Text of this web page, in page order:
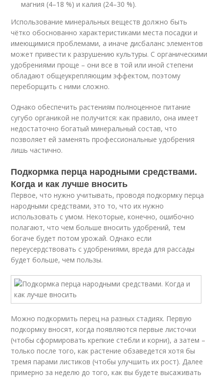
магния (4–18 %) и калия (24–30 %).
Использование минеральных веществ должно быть
чётко обоснованно характеристиками места посадки и
имеющимися проблемами, а иначе дисбаланс элементов
может привести к разрушению культуры. С органическими
удобрениями проще – они все в той или иной степени
обладают общеукрепляющим эффектом, поэтому
переборщить с ними сложно.
Однако обеспечить растениям полноценное питание
сугубо органикой не получится: как правило, она имеет
недостаточно богатый минеральный состав, что
позволяет ей заменять профессиональные удобрения
лишь частично.
Подкормка перца народными средствами.
Когда и как лучше вносить
Первое, что нужно учитывать, проводя подкормку перца
народными средствами, это то, что их нужно
использовать с умом. Некоторые, конечно, ошибочно
полагают, что чем больше вносить удобрений, тем
богаче будет потом урожай. Однако если
переусердствовать с удобрениями, вреда для рассады
будет больше, чем пользы.
Можно подкормить перец на разных стадиях. Первую
подкормку вносят, когда появляются первые листочки
(чтобы сформировать крепкие стебли и корни), а затем –
только после того, как растение обзаведется хотя бы
тремя парами листиков (чтобы улучшить их рост). Далее
примерно за неделю до того, как вы будете высаживать